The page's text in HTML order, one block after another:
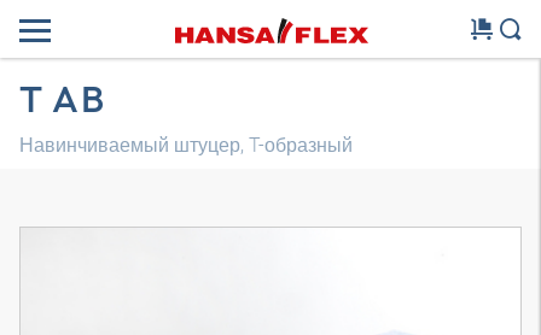
T AB
Навинчиваемый штуцер, T-образный